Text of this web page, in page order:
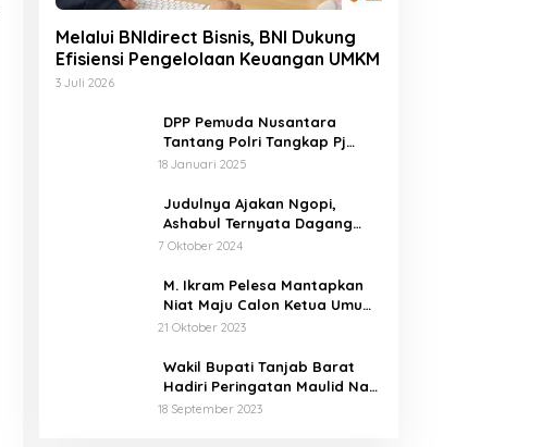
Melalui BNIdirect Bisnis, BNI Dukung
Efisiensi Pengelolaan Keuangan UMKM
3 Juli 2026
DPP Pemuda Nusantara
Tantang Polri Tangkap Pj
Bupati Buton Selatan Pelaku
18 Januari 2025
Judulnya Ajakan Ngopi,
Ashabul Ternyata Dagang
Foto BEM Sultra Untuk Serang
7 Oktober 2024
M. Ikram Pelesa Mantapkan
Niat Maju Calon Ketua Umum
PB HMI di Kongres Ke XXXII
21 Oktober 2023
Wakil Bupati Tanjab Barat
Hadiri Peringatan Maulid Nabi
Muhammad SAW 1445 H di
18 September 2023